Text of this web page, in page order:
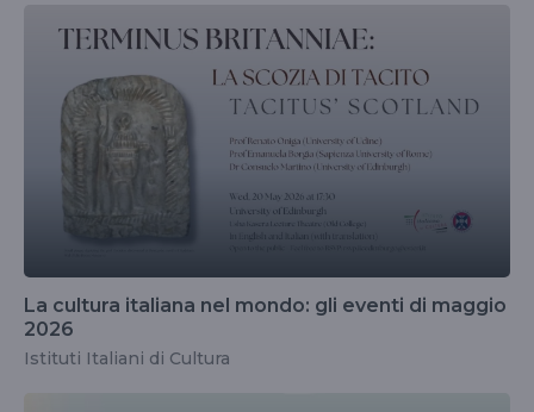
La cultura italiana nel mondo: gli eventi di maggio
2026
Istituti Italiani di Cultura